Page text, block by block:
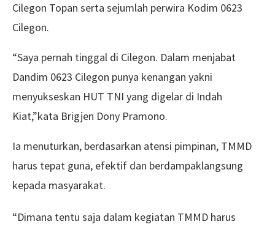
Cilegon Topan serta sejumlah perwira Kodim 0623
Cilegon.
“Saya pernah tinggal di Cilegon. Dalam menjabat
Dandim 0623 Cilegon punya kenangan yakni
menyukseskan HUT TNI yang digelar di Indah
Kiat,”kata Brigjen Dony Pramono.
Ia menuturkan, berdasarkan atensi pimpinan, TMMD
harus tepat guna, efektif dan berdampaklangsung
kepada masyarakat.
“Dimana tentu saja dalam kegiatan TMMD harus